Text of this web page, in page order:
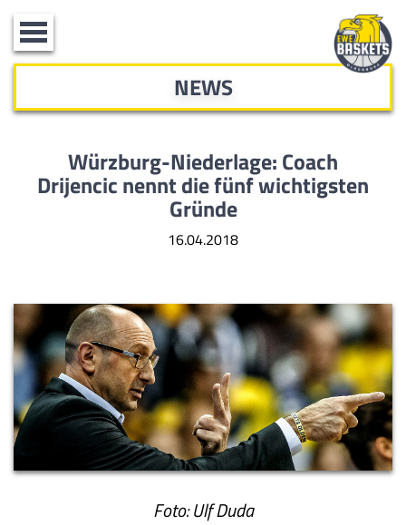
Toggle
navigation
NEWS
Würzburg-Niederlage: Coach
Drijencicnennt die fünf wichtigsten
Gründe
16.04.2018
Foto: Ulf Duda